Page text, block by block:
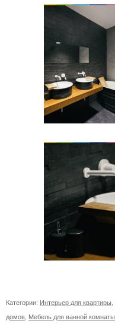
Категории: Интерьер для квартиры
домов Мебель для ванной комнаты